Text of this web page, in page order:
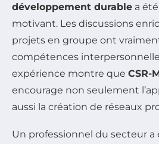
développement durable a
motivant. Les discussions
projets en groupe ont
compétences
expérience montre que CSR-
encourage non seulement
aussi la création de réseaux
Un professionnel du secteur